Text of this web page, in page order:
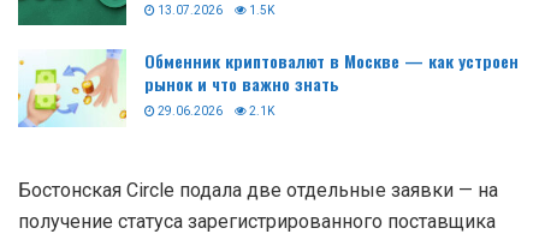
13.07.2026 1.5K
Обменник криптовалют в Москве — как устроен
рынок и что важно знать
29.06.2026 2.1K
Бостонская Circle подала две отдельные заявки — на
получение статуса зарегистрированного поставщика